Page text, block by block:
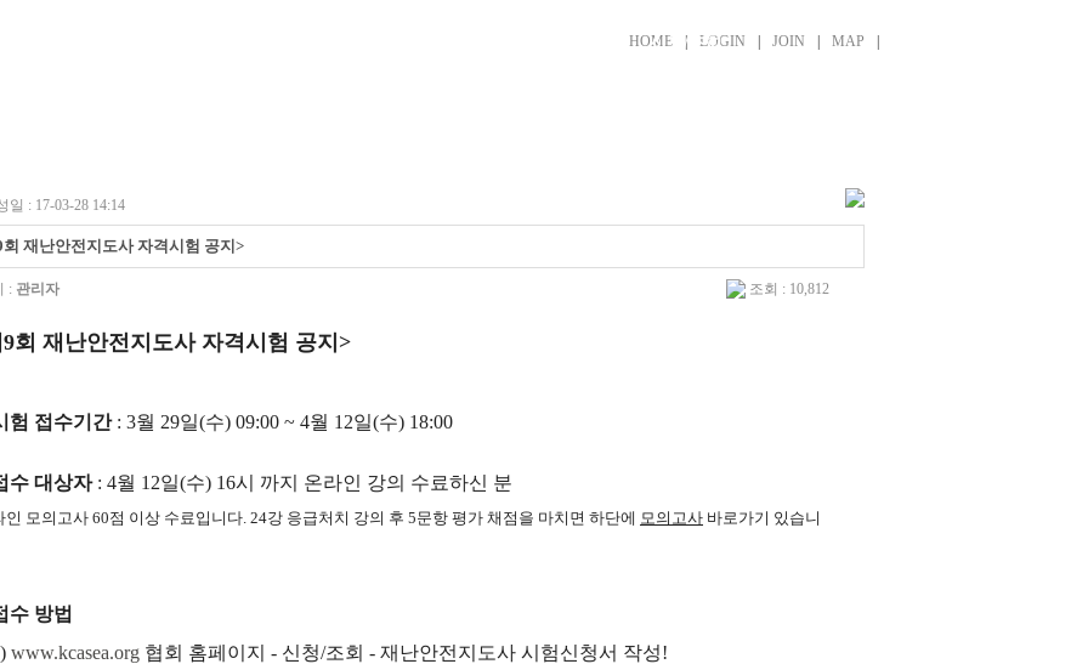
신청/조회
HOME LOGIN JOIN MAP
일 : 17-03-28 14:14
회 재난안전지도사 자격시험 공지>
: 관리자 조회 : 10,812
9회 재난안전지도사 자격시험 공지>
험 접수기간: 3월 29일(수) 09:00 ~ 4월 12일(수) 18:00
수 대상자: 4월 12일(수) 16시 까지 온라인 강의 수료하신 분
인 모의고사 60점 이상 수료입니다. 24강 응급처치 강의 후 5문항 평가 채점을 마치면 하단에 모의고사 바로가기 있습니
수 방법
www.kcasea.org 협회 홈페이지 - 신청/조회 - 재난안전지도사 시험신청서 작성!